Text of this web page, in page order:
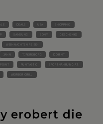
DEALS USA SHOPPING
SAMSUNG SONY GESCHENKE
WEIHNACHTEN REISE-
JAHN TJAEREBORG DORINT
RUNTASTIC SPORTNAHRUNG.AT.
WERBER GRILL
erobert die